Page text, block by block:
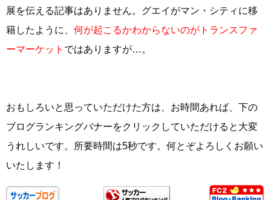
展を伝える記事はありません。グエイがマン・シティに移
籍したように、 何が起こるかわからないのがトランスファ
ーマーケット ではありますが…。
おもしろいと思っていただけた方は、お時間あれば、下の
ブログランキングバナーをクリックしていただけると大変
うれしいです。所要時間は5秒です。何とぞよろしくお願い
いたします！